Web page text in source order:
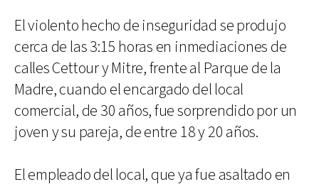
El violento hecho de inseguridad se produjo
cerca de las 3:15 horas en inmediaciones de
calles Cettour y Mitre, frente al Parque de la
Madre, cuando el encargado del local
comercial, de 30 años, fue sorprendido por un
joven y su pareja, de entre 18 y 20 años.
El empleado del local, que ya fue asaltado en